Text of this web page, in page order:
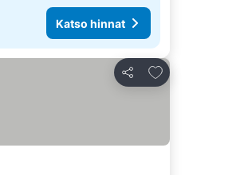
Katso hinnat
Jaa
Lisää suosikkeihin